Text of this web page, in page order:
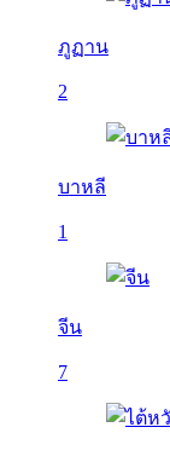
ภูฏาน
2
บาหลี
1
จีน
7